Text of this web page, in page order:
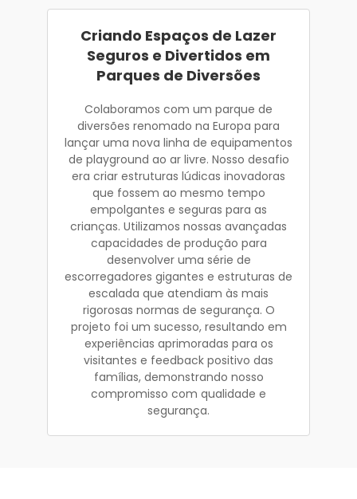
Criando Espaços de Lazer
Seguros e Divertidos em
Parques de Diversões
Colaboramos com um parque de
diversões renomado na Europa para
lançar uma nova linha de equipamentos
de playground ao ar livre. Nosso desafio
era criar estruturas lúdicas inovadoras
que fossem ao mesmo tempo
empolgantes e seguras para as
crianças. Utilizamos nossas avançadas
capacidades de produção para
desenvolver uma série de
escorregadores gigantes e estruturas de
escalada que atendiam às mais
rigorosas normas de segurança. O
projeto foi um sucesso, resultando em
experiências aprimoradas para os
visitantes e feedback positivo das
famílias, demonstrando nosso
compromisso com qualidade e
segurança.